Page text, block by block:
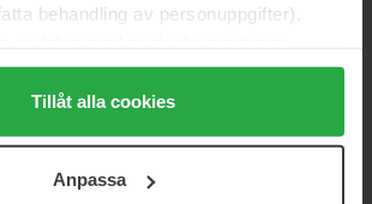
behandling av personuppgifter).
på "Tillåt alla cookies" accepterar du
du under "Detaljer" kan anpassa
cookies. Du kan när som helst återkalla
Tillåt alla cookies
Anpassa
beauty-nyheder direkte i din indbakke?